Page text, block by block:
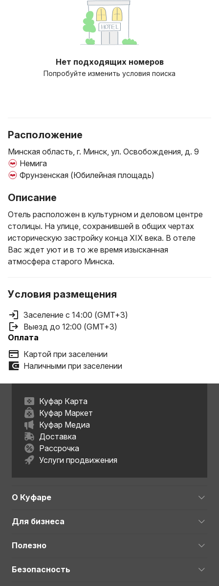
Нет подходящих номеров
Попробуйте изменить условия поиска
Расположение
Минская область, г. Минск, ул. Освобождения, д. 9
Немига
Фрунзенская (Юбилейная площадь)
Описание
Отель расположен в культурном и деловом центре
столицы. На улице, сохранившей в общих чертах
историческую застройку конца XIX века. В отеле
Вас ждет уют и в то же время изысканная
атмосфера старого Минска.
Условия размещения
Заселение с 14:00 (GMT+3)
Выезд до 12:00 (GMT+3)
Оплата
Картой при заселении
Наличными при заселении
Куфар Карта
Куфар Маркет
Куфар Медиа
Доставка
Рассрочка
Услуги продвижения
О Куфаре
Для бизнеса
Полезно
Безопасность